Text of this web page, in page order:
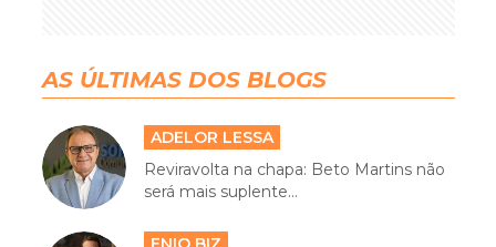
AS ÚLTIMAS DOS BLOGS
ADELOR LESSA
Reviravolta na chapa: Beto Martins não
será mais suplente...